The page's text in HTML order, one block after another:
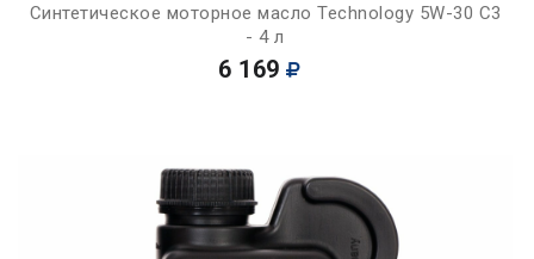
Синтетическое моторное масло Technology 5W-30 C3
- 4 л
6 169